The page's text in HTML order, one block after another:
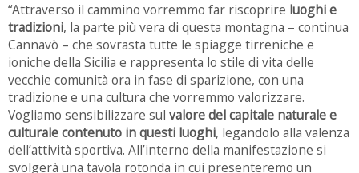
“Attraverso il cammino vorremmo far riscoprire luoghi e
tradizioni, la parte più vera di questa montagna – continua
Cannavò – che sovrasta tutte le spiagge tirreniche e
ioniche della Sicilia e rappresenta lo stile di vita delle
vecchie comunità ora in fase di sparizione, con una
tradizione e una cultura che vorremmo valorizzare.
Vogliamo sensibilizzare sul valore del capitale naturale e
culturale contenuto in questi luoghi, legandolo alla valenza
dell’attività sportiva. All’interno della manifestazione si
svolgerà una tavola rotonda in cui presenteremo un